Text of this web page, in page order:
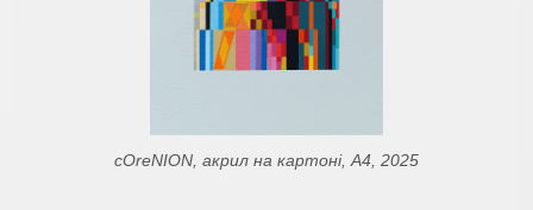
cOreNION, акрил на картоні, A4, 2025